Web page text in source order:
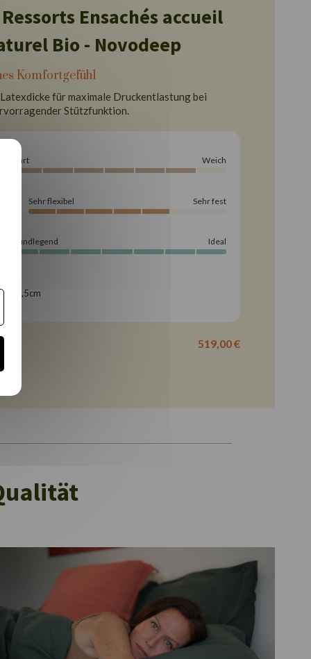
Ensachés accueil
Bio - Novodeep
Komfortgefühl
für maximale Druckentlastung bei
Stützfunktion.
Hart Weich
Sehr flexibel Sehr fest
Grundlegend Ideal
28,5cm
519,00 €